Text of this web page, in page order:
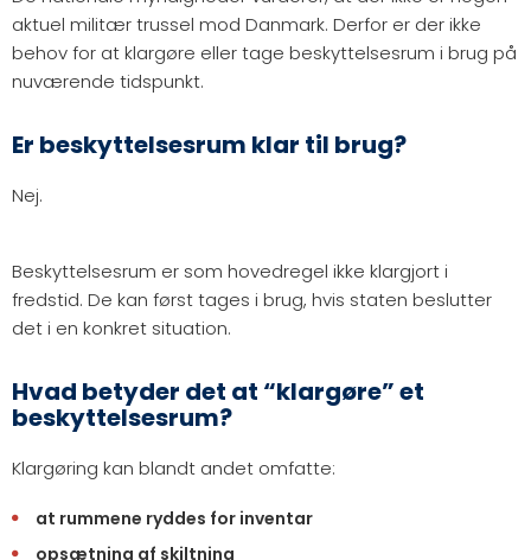
aktuel militær trussel mod Danmark. Derfor er der ikke
behov for at klargøre eller tage beskyttelsesrum i brug på
nuværende tidspunkt.
Er beskyttelsesrum klar til brug?
Nej.
Beskyttelsesrum er som hovedregel ikke klargjort i
fredstid. De kan først tages i brug, hvis staten beslutter
det i en konkret situation.
Hvad betyder det at “klargøre” et
beskyttelsesrum?
Klargøring kan blandt andet omfatte:
at rummene ryddes for inventar
opsætning af skiltning